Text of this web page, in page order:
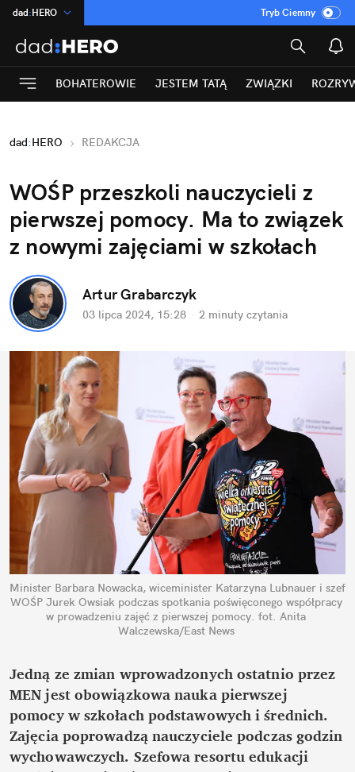
dad:HERO
:Temat
INN:Poland
ASZ:dziennik
Rozrywka
Tryb Ciemny
BOHATEROWIE JESTEM TATĄ ZWIĄZKI
dad:HERO REDAKCJA
WOŚP przeszkoli nauczycieli z
pierwszej pomocy. Ma to związek
z nowymi zajęciami w szkołach
Artur Grabarczyk
03 lipca 2024, 15:28 · 2 minuty czytania
Minister Barbara Nowacka, wiceminister Katarzyna Lubnauer i szef
WOŚP Jurek Owsiak podczas spotkania poświęconego współpracy
w prowadzeniu zajęć z pierwszej pomocy. fot. Anita
Walczewska/East News
Jedną ze zmian wprowadzonych ostatnio przez
MEN jest obowiązkowa nauka pierwszej
pomocy w szkołach podstawowych i średnich.
Zajęcia poprowadzą nauczyciele podczas godzin
wychowawczych. Szefowa resortu edukacji